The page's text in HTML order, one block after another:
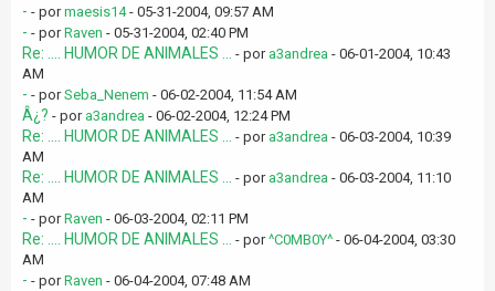
- - pormaesis14- 05-31-2004, 09:57 AM
- - porRaven - 05-31-2004, 02:40 PM
Re: .... HUMOR DE ANIMALES ... - por a3andrea - 06-01-2004, 10:43
AM
- - porSeba_Nenem - 06-02-2004, 11:54 AM
Â¿? - por a3andrea - 06-02-2004, 12:24 PM
Re: .... HUMOR DE ANIMALES ... - por a3andrea - 06-03-2004, 10:39
AM
Re: .... HUMOR DE ANIMALES ... - por a3andrea - 06-03-2004, 11:10
AM
- - porRaven - 06-03-2004, 02:11 PM
Re: .... HUMOR DE ANIMALES ... - por^C0MB0Y^ - 06-04-2004, 03:30
AM
- - porRaven - 06-04-2004, 07:48 AM